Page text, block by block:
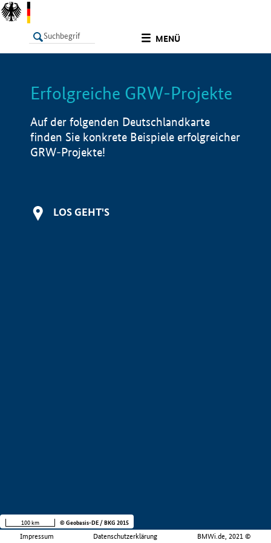
MENÜ
LISTE Info
Erfolgreiche GRW-Projekte
Auf der folgenden Deutschlandkarte
finden Sie konkrete Beispiele erfolgreicher
GRW-Projekte!
LOS GEHT'S
Impressum Datenschutzerklärung BMWi.de, 2021 ©
100 km © Geobasis-DE / BKG 2015